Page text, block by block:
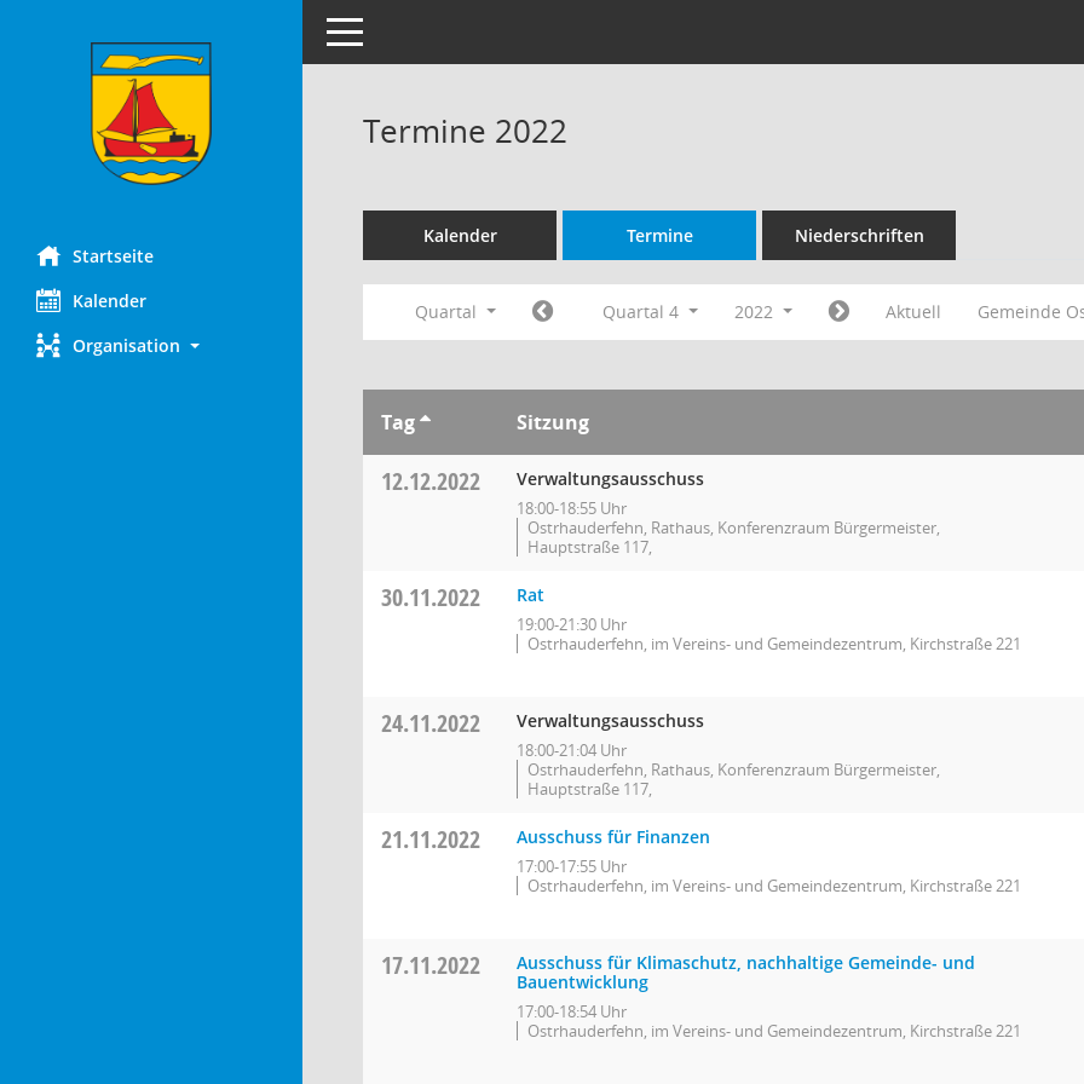
Startseite
Kalender
Organisation
Toggle navigation
Termine 2022
Kalender Termine Niederschriften
Quartal Quartal 4 2022 Aktuell Gemeinde
Tag Sitzung
12.12.2022 Verwaltungsausschuss
18:00-18:55 Uhr
Ostrhauderfehn, Rathaus, Konferenzraum Bürgermeister,
Hauptstraße 117,
30.11.2022 Rat
19:00-21:30 Uhr
Ostrhauderfehn, im Vereins- und Gemeindezentrum, Kirchstraße 221
24.11.2022 Verwaltungsausschuss
18:00-21:04 Uhr
Ostrhauderfehn, Rathaus, Konferenzraum Bürgermeister,
Hauptstraße 117,
21.11.2022 Ausschuss für Finanzen
17:00-17:55 Uhr
Ostrhauderfehn, im Vereins- und Gemeindezentrum, Kirchstraße 221
17.11.2022
Ausschuss für Klimaschutz, nachhaltige Gemeinde- und
Bauentwicklung
17:00-18:54 Uhr
Ostrhauderfehn, im Vereins- und Gemeindezentrum, Kirchstraße 221